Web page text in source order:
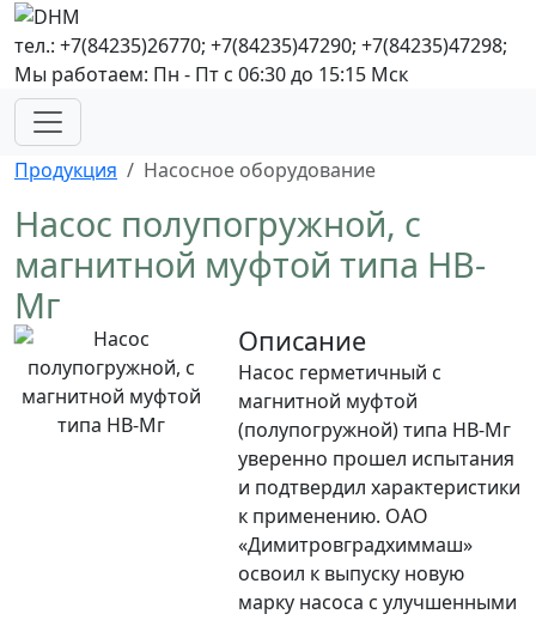
тел.: +7(84235)26770; +7(84235)47290; +7(84235)47298;
Мы работаем: Пн - Пт с 06:30 до 15:15 Мск
Продукция Насосное оборудование
Насос полупогружной, с
магнитной муфтой типа НВ-
Мг
Описание
Насос герметичный с
магнитной муфтой
(полупогружной) типа НВ-Мг
уверенно прошел испытания
и подтвердил характеристики
к применению. ОАО
«Димитровградхиммаш»
освоил к выпуску новую
марку насоса с улучшенными